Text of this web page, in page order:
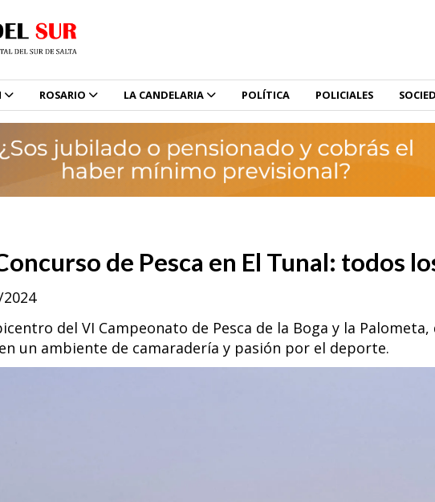
ROSARIO LA CANDELARIA POLÍTICA POLICIALES
de Pesca en El Tunal: todos
del VI Campeonato de Pesca de la Boga y la Palometa,
un ambiente de camaradería y pasión por el deporte.